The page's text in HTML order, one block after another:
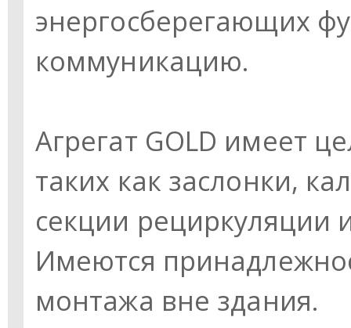
энергосберегающих
коммуникацию.
Агрегат GOLD имеет
таких как заслонки,
секции
Имеются
монтажа вне здания.